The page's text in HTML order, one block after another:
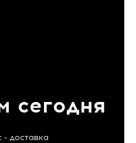
сегодня
- доставка